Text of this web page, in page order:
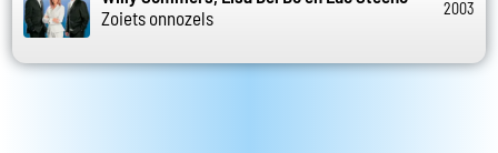
Zoiets onnozels
2003